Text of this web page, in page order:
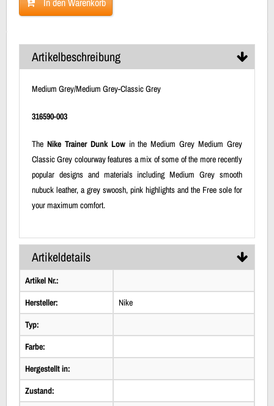
Artikelbeschreibung
Medium Grey/Medium Grey-Classic Grey
316590-003
The Nike Trainer Dunk Lowin the Medium Grey Medium Grey
Classic Grey colourway features a mix of some of the more recently
popular designs and materials including Medium Grey smooth
nubuck leather, a grey swoosh, pink highlights and the Free sole for
your maximum comfort.
Artikeldetails
Artikel Nr.:
Hersteller:
Nike
Typ:
Farbe:
Hergestellt in:
Zustand: